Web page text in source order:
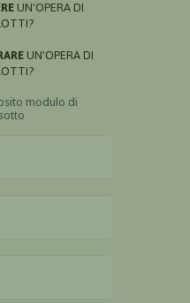
UN'OPERA DI
UN'OPERA DI
modulo di